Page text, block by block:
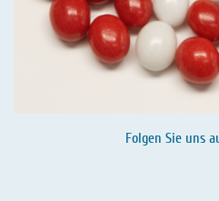
Folgen Sie uns